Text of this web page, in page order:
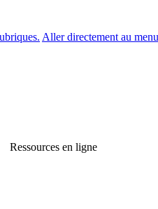
Aller directement au
Ressources en ligne